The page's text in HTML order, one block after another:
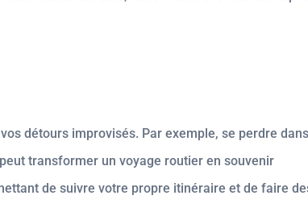
détours improvisés. Par exemple, se perdre
transformer un voyage routier en souvenir
de suivre votre propre itinéraire et de faire